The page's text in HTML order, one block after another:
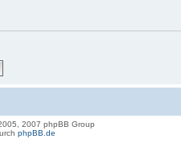
2007 phpBB Group
phpBB.de